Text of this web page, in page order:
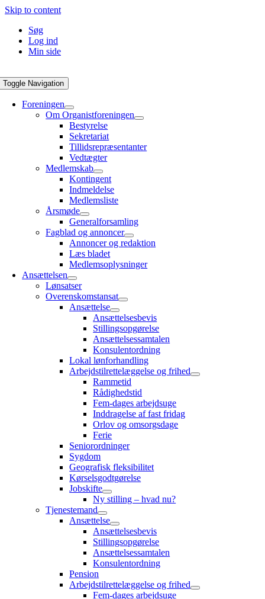
Skip to content
Søg
Log ind
Min side
Toggle Navigation
Foreningen
Om Organistforeningen
Bestyrelse
Sekretariat
Tillidsrepræsentanter
Vedtægter
Medlemskab
Kontingent
Indmeldelse
Medlemsliste
Årsmøde
Generalforsamling
Fagblad og annoncer
Annoncer og redaktion
Læs bladet
Medlemsoplysninger
Ansættelsen
Lønsatser
Overenskomstansat
Ansættelse
Ansættelsesbevis
Stillingsopgørelse
Ansættelsessamtalen
Konsulentordning
Lokal lønforhandling
Arbejdstilrettelæggelse og frihed
Rammetid
Rådighedstid
Fem-dages arbejdsuge
Inddragelse af fast fridag
Orlov og omsorgsdage
Ferie
Seniorordninger
Sygdom
Geografisk fleksibilitet
Kørselsgodtgørelse
Jobskifte
Ny stilling – hvad nu?
Tjenestemand
Ansættelse
Ansættelsesbevis
Stillingsopgørelse
Ansættelsessamtalen
Konsulentordning
Pension
Arbejdstilrettelæggelse og frihed
Fem-dages arbejdsuge